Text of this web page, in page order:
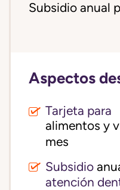
Subsidio anual
Aspectos
Tarjeta para
alimentos y
mes
Subsidio
atención